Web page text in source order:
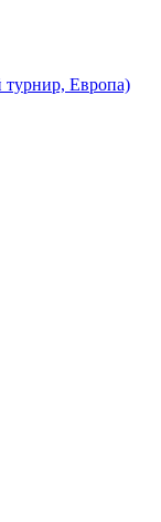
Европа)